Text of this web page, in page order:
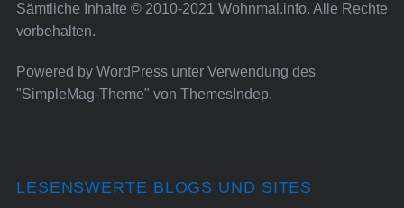
Sämtliche Inhalte © 2010-2021 Wohnmal.info. Alle Rechte
vorbehalten.
Powered by WordPressunter Verwendung des
"SimpleMag-Theme" von ThemesIndep.
LESENSWERTE BLOGS UND SITES